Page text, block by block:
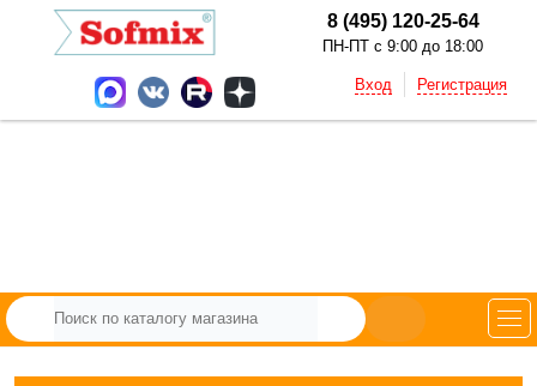
8 (495) 120-25-64
ПН-ПТ с 9:00 до 18:00
Вход Регистрация